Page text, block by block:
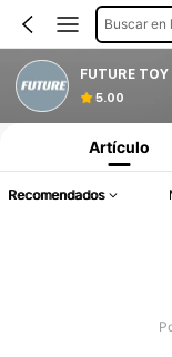
Buscar en
FUTURE
5.00
Artículo
Recomendados